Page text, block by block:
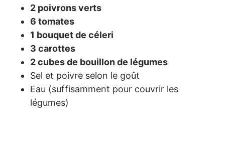
2 poivrons verts
6 tomates
1 bouquet de céleri
3 carottes
2 cubes de bouillon de légumes
Sel et poivre selon le goût
Eau (suffisamment pour couvrir les
légumes)